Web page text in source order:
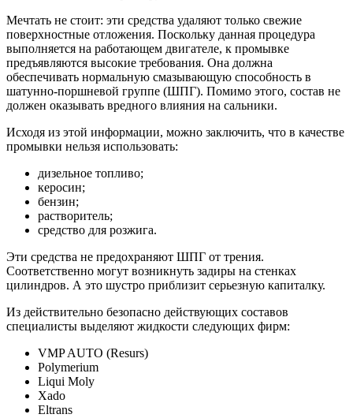
Мечтать не стоит: эти средства удаляют только свежие
поверхностные отложения. Поскольку данная процедура
выполняется на работающем двигателе, к промывке
предъявляются высокие требования. Она должна
обеспечивать нормальную смазывающую способность в
шатунно-поршневой группе (ШПГ). Помимо этого, состав не
должен оказывать вредного влияния на сальники.
Исходя из этой информации, можно заключить, что в качестве
промывки нельзя использовать:
дизельное топливо;
керосин;
бензин;
растворитель;
средство для розжига.
Эти средства не предохраняют ШПГ от трения.
Соответственно могут возникнуть задиры на стенках
цилиндров. А это шустро приблизит серьезную капиталку.
Из действительно безопасно действующих составов
специалисты выделяют жидкости следующих фирм:
VMP AUTO (Resurs)
Polymerium
Liqui Moly
Xado
Eltrans